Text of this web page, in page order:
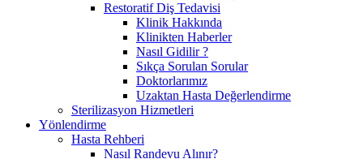
Restoratif Diş Tedavisi
Klinik Hakkında
Klinikten Haberler
Nasıl Gidilir ?
Sıkça Sorulan Sorular
Doktorlarımız
Uzaktan Hasta Değerlendirme
Sterilizasyon Hizmetleri
Yönlendirme
Hasta Rehberi
Nasıl Randevu Alınır?